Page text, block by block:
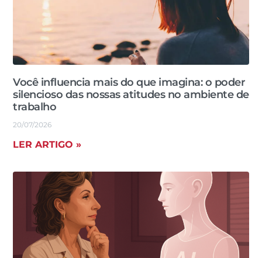
Você influencia mais do que imagina: o poder
silencioso das nossas atitudes no ambiente de
trabalho
20/07/2026
LER ARTIGO »